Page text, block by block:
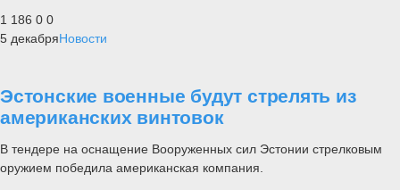
1 186 0 0
5 декабряНовости
Эстонские военные будут стрелять из
американских винтовок
В тендере на оснащение Вооруженных сил Эстонии стрелковым
оружием победила американская компания.